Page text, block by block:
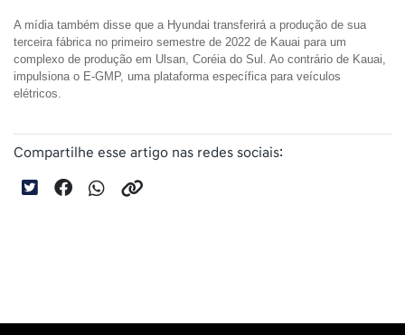
A mídia também disse que a Hyundai transferirá a produção de sua
terceira fábrica no primeiro semestre de 2022 de Kauai para um
complexo de produção em Ulsan, Coréia do Sul. Ao contrário de Kauai,
impulsiona o E-GMP, uma plataforma específica para veículos
elétricos.
Compartilhe esse artigo nas redes sociais: